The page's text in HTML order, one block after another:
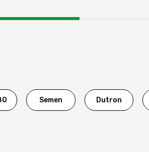
Semen Dutron